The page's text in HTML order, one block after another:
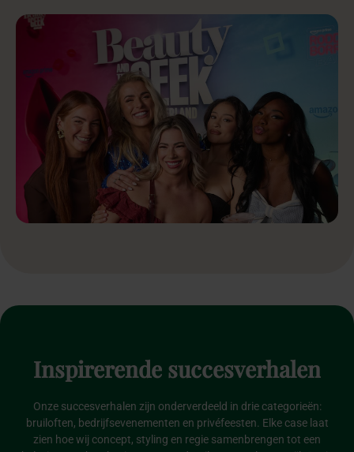
Contact
Inspirerende succesverhalen
Onze succesverhalen zijn onderverdeeld in drie categorieën:
bruiloften, bedrijfsevenementen en privéfeesten. Elke case laat
zien hoe wij concept, styling en regie samenbrengen tot een